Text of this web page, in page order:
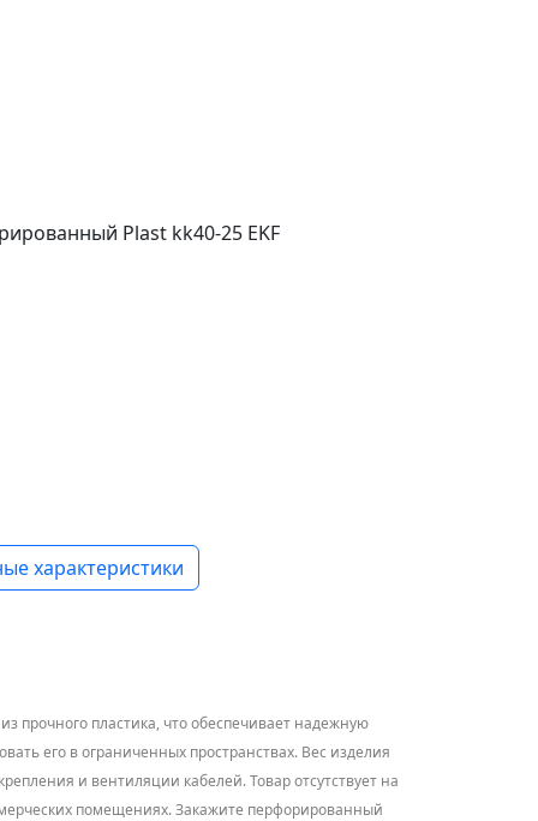
Plast kk40-25 EKF
характеристики
прочного пластика, что обеспечивает надежную
его в ограниченных пространствах. Вес изделия
и вентиляции кабелей. Товар отсутствует на
помещениях. Закажите перфорированный